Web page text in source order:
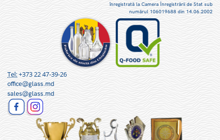
înregistrată la Camera Înregistrării de Stat sub
numărul 106019688 din 14.06.2002
Tel:+373 22 47-39-26
office@glass.md
sales@glass.md